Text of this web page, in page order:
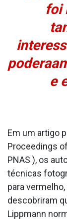
foi
e
Em um artigo
Proceedings
PNAS ), os
técnicas
para
descobriram
Lippmann